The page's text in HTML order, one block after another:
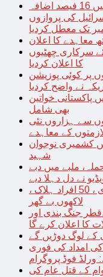
کی پروازوں
معاہدے کا اعلان
نے سال 2024ء کیلئے سرکاری چھٹیوں
کا اعلان کردیا
پر کوئی پوزیشن
نے واضح کردیا
میں پاکستانی خواتین
بھی شامل
سے ہزاروں نئی
کے معاہدے
کشمیری نوجوان
شہید
ملبے میں دبے
نے دل دہلا دیے
صومالیہ میں سیلاب نے تباہی مچا دی ، 50 افراد ہلاک ،
لاکھوں بے گھر
جنگ بندی اور
کا اعلان کرے گا
کے لوگ دوڑیں گے
پینے کی امداد کی فوری
فوڈ پروگرام
کے قتل عام کی